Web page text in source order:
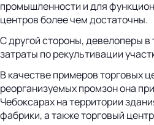
промышленности и для
центров более чем достаточны.
С другой стороны, девелоперы в
затраты по рекультивации
В качестве примеров торговых
реорганизуемых промзон она
Чебоксарах на территории
фабрики, а также торговый